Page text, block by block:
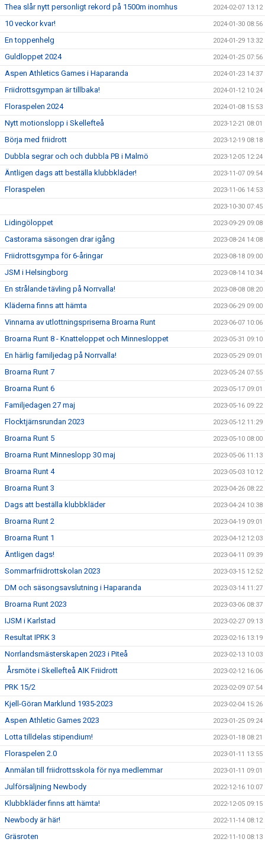
Thea slår nytt personligt rekord på 1500m inomhus 2024-02-07 13:12
10 veckor kvar! 2024-01-30 08:56
En toppenhelg 2024-01-29 13:32
Guldloppet 2024 2024-01-25 07:56
Aspen Athletics Games i Haparanda 2024-01-23 14:37
Friidrottsgympan är tillbaka! 2024-01-12 10:24
Floraspelen 2024 2024-01-08 15:53
Nytt motionslopp i Skellefteå 2023-12-21 08:01
Börja med friidrott 2023-12-19 08:18
Dubbla segrar och och dubbla PB i Malmö 2023-12-05 12:24
Äntligen dags att beställa klubbkläder! 2023-11-07 09:54
Floraspelen 2023-11-06 14:53
2023-10-30 07:45
Lidingöloppet 2023-09-29 09:08
Castorama säsongen drar igång 2023-08-24 14:08
Friidrottsgympa för 6-åringar 2023-08-18 09:00
JSM i Helsingborg 2023-08-14 10:34
En strålande tävling på Norrvalla! 2023-08-08 08:20
Kläderna finns att hämta 2023-06-29 09:00
Vinnarna av utlottningspriserna Broarna Runt 2023-06-07 10:06
Broarna Runt 8 - Knatteloppet och Minnesloppet 2023-05-31 09:10
En härlig familjedag på Norrvalla! 2023-05-29 09:01
Broarna Runt 7 2023-05-24 07:55
Broarna Runt 6 2023-05-17 09:01
Familjedagen 27 maj 2023-05-16 09:22
Flocktjärnsrundan 2023 2023-05-12 11:29
Broarna Runt 5 2023-05-10 08:00
Broarna Runt Minneslopp 30 maj 2023-05-06 11:13
Broarna Runt 4 2023-05-03 10:12
Broarna Runt 3 2023-04-26 08:22
Dags att beställa klubbkläder 2023-04-24 10:38
Broarna Runt 2 2023-04-19 09:01
Broarna Runt 1 2023-04-12 12:03
Äntligen dags! 2023-04-11 09:39
Sommarfriidrottskolan 2023 2023-03-15 12:52
DM och säsongsavslutning i Haparanda 2023-03-14 11:27
Broarna Runt 2023 2023-03-06 08:37
IJSM i Karlstad 2023-02-27 09:13
Resultat IPRK 3 2023-02-16 13:19
Norrlandsmästerskapen 2023 i Piteå 2023-02-13 10:03
Årsmöte i Skellefteå AIK Friidrott 2023-02-12 16:06
PRK 15/2 2023-02-09 07:54
Kjell-Göran Marklund 1935-2023 2023-02-04 15:26
Aspen Athletic Games 2023 2023-01-25 09:24
Lotta tilldelas stipendium! 2023-01-18 08:21
Floraspelen 2.0 2023-01-11 13:55
Anmälan till friidrottsskola för nya medlemmar 2023-01-11 09:01
Julförsäljning Newbody 2022-12-16 10:07
Klubbkläder finns att hämta! 2022-12-05 09:15
Newbody är här! 2022-11-14 08:12
Gräsroten 2022-11-10 08:13